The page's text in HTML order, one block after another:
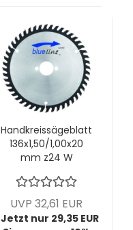
Handkreissägeblatt
136x1,50/1,00x20
mm z24 W
Maschine)
UVP 32,61 EUR
Jetzt nur 29,35 EUR